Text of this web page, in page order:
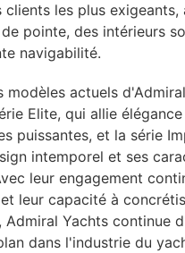
clients les plus exigeants,
pointe, des intérieurs
navigabilité.
modèles actuels
Elite, qui allie
puissantes, et la série
intemporel et ses
leur engagement
leur capacité à
Admiral Yachts continue
dans l'industrie du